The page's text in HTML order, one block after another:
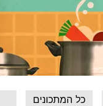
כל המתכונים